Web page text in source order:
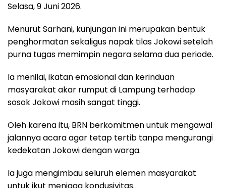
Selasa, 9 Juni 2026.
Menurut Sarhani, kunjungan ini merupakan bentuk
penghormatan sekaligus napak tilas Jokowi setelah
purna tugas memimpin negara selama dua periode.
Ia menilai, ikatan emosional dan kerinduan
masyarakat akar rumput di Lampung terhadap
sosok Jokowi masih sangat tinggi.
Oleh karena itu, BRN berkomitmen untuk mengawal
jalannya acara agar tetap tertib tanpa mengurangi
kedekatan Jokowi dengan warga.
Ia juga mengimbau seluruh elemen masyarakat
untuk ikut menjaga kondusivitas.